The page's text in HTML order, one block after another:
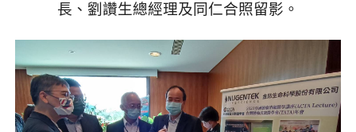
長、劉讚生總經理及同仁合照留影。